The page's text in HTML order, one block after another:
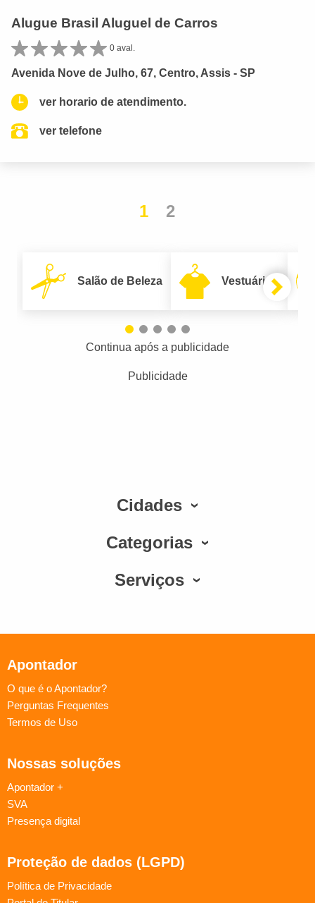
Alugue Brasil Aluguel de Carros
0 aval.
Avenida Nove de Julho, 67, Centro, Assis - SP
ver horario de atendimento.
ver telefone
1 2
Salão de Beleza Vestuário
Continua após a publicidade
Publicidade
Cidades
Categorias
Serviços
Apontador
O que é o Apontador?
Perguntas Frequentes
Termos de Uso
Nossas soluções
Apontador +
SVA
Presença digital
Proteção de dados (LGPD)
Política de Privacidade